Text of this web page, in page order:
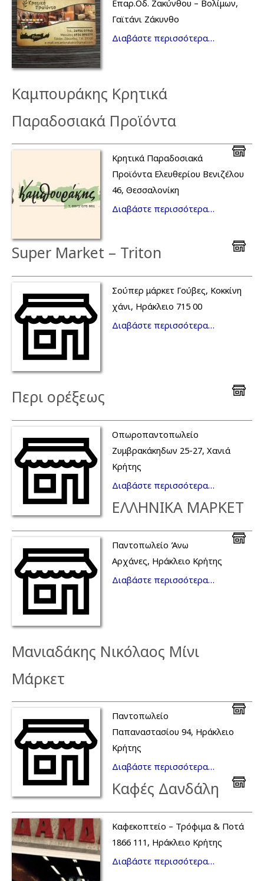
Επαρ.Οδ. Ζακύνθου – Βολίμων,
Γαϊτάνι Ζάκυνθο
Διαβάστε περισσότερα…
Καμπουράκης Κρητικά
Παραδοσιακά Προϊόντα
Κρητικά Παραδοσιακά
Προϊόντα Ελευθερίου Βενιζέλου
46, Θεσσαλονίκη
Διαβάστε περισσότερα…
Super Market – Triton
Σούπερ μάρκετ Γούβες, Κοκκίνη
χάνι, Ηράκλειο 715 00
Διαβάστε περισσότερα…
Περι ορέξεως
Οπωροπαντοπωλείο
Ζυμβρακάκηδων 25-27, Χανιά
Κρήτης
Διαβάστε περισσότερα…
ΕΛΛΗΝΙΚΑ ΜΑΡΚΕΤ
Παντοπωλείο Άνω
Αρχάνες, Ηράκλειο Κρήτης
Διαβάστε περισσότερα…
Μανιαδάκης Νικόλαος Μίνι
Μάρκετ
Παντοπωλείο
Παπαναστασίου 94, Ηράκλειο
Κρήτης
Διαβάστε περισσότερα…
Καφές Δανδάλη
Καφεκοπτείο – Τρόφιμα & Ποτά
1866 111, Ηράκλειο Κρήτης
Διαβάστε περισσότερα…